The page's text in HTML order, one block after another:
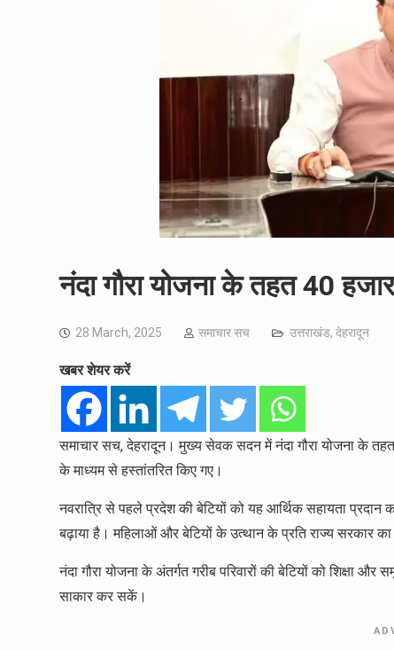
नंदा गौरा योजना के तहत 40
28 March, 2025 समाचार सच उत्तराखंड, देहरादून
खबर शेयर करें
समाचार सच, देहरादून। मुख्य सेवक सदन में नंदा गौरा योजना के
के माध्यम से हस्तांतरित किए गए।
नवरात्रि से पहले प्रदेश की बेटियों को यह आर्थिक सहायता
बढ़ाया है। महिलाओं और बेटियों के उत्थान के प्रति राज्य सरकार
नंदा गौरा योजना के अंतर्गत गरीब परिवारों की बेटियों को शिक्षा
साकार कर सकें।